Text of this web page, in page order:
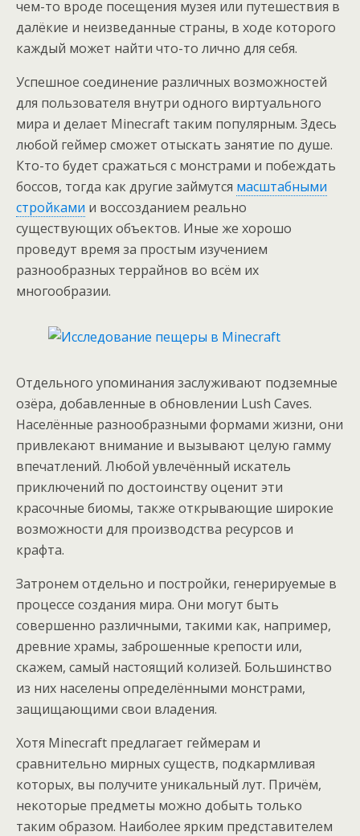
чем-то вроде посещения музея или путешествия в
далёкие и неизведанные страны, в ходе которого
каждый может найти что-то лично для себя.
Успешное соединение различных возможностей
для пользователя внутри одного виртуального
мира и делает Minecraft таким популярным. Здесь
любой геймер сможет отыскать занятие по душе.
Кто-то будет сражаться с монстрами и побеждать
боссов, тогда как другие займутся масштабными
стройками и воссозданием реально
существующих объектов. Иные же хорошо
проведут время за простым изучением
разнообразных террайнов во всём их
многообразии.
Отдельного упоминания заслуживают подземные
озёра, добавленные в обновлении Lush Caves.
Населённые разнообразными формами жизни, они
привлекают внимание и вызывают целую гамму
впечатлений. Любой увлечённый искатель
приключений по достоинству оценит эти
красочные биомы, также открывающие широкие
возможности для производства ресурсов и
крафта.
Затронем отдельно и постройки, генерируемые в
процессе создания мира. Они могут быть
совершенно различными, такими как, например,
древние храмы, заброшенные крепости или,
скажем, самый настоящий колизей. Большинство
из них населены определёнными монстрами,
защищающими свои владения.
Хотя Minecraft предлагает геймерам и
сравнительно мирных существ, подкармливая
которых, вы получите уникальный лут. Причём,
некоторые предметы можно добыть только
таким образом. Наиболее ярким представителем